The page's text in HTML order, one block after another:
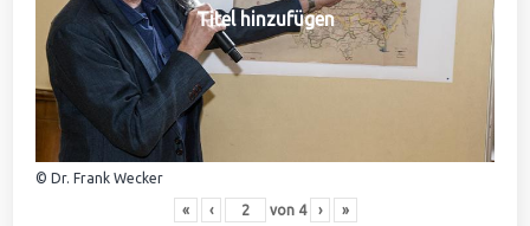
Titel hinzufügen
© Dr. Frank Wecker
« ‹ von 4 › »